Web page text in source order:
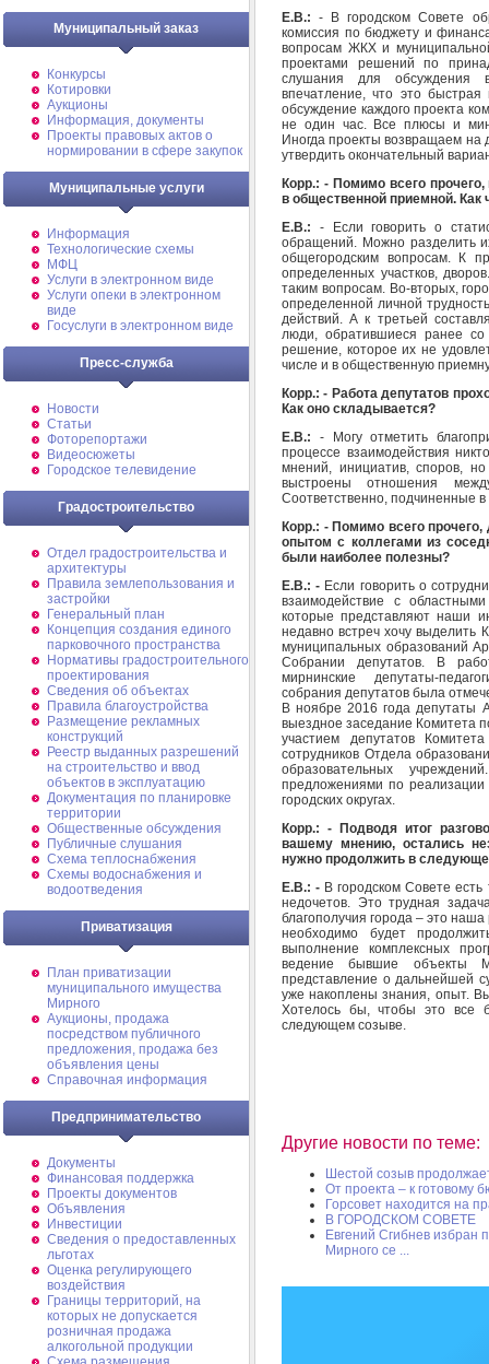
Муниципальный заказ
Конкурсы
Котировки
Аукционы
Информация, документы
Проекты правовых актов о
нормировании в сфере закупок
Муниципальные услуги
Информация
Технологические схемы
МФЦ
Услуги в электронном виде
Услуги опеки в электронном
виде
Госуслуги в электронном виде
Пресс-служба
Новости
Статьи
Фоторепортажи
Видеосюжеты
Городское телевидение
Градостроительство
Отдел градостроительства и
архитектуры
Правила землепользования и
застройки
Генеральный план
Концепция создания единого
парковочного пространства
Нормативы градостроительного
проектирования
Сведения об объектах
Правила благоустройства
Размещение рекламных
конструкций
Реестр выданных разрешений
на строительство и ввод
объектов в эксплуатацию
Документация по планировке
территории
Общественные обсуждения
Публичные слушания
Схема теплоснабжения
Схемы водоснабжения и
водоотведения
Приватизация
План приватизации
муниципального имущества
Мирного
Аукционы, продажа
посредством публичного
предложения, продажа без
объявления цены
Справочная информация
Предпринимательство
Документы
Финансовая поддержка
Проекты документов
Объявления
Инвестиции
Сведения о предоставленных
льготах
Оценка регулирующего
воздействия
Границы территорий, на
которых не допускается
розничная продажа
алкогольной продукции
Е.В.: - В городском Совете
комиссия по бюджету и
вопросам ЖКХ и
проектами решений по
слушания для обсуждения
впечатление, что это
обсуждение каждого проекта
не один час. Все плюсы и
Иногда проекты возвращаем на
утвердить окончательный
Корр.: - Помимо всего
в общественной приемной.
Е.В.: - Если говорить о
обращений. Можно разделить
общегородским вопросам. К
определенных участков,
таким вопросам. Во-вторых,
определенной личной
действий. А к третьей
люди, обратившиеся ранее
решение, которое их не
числе и в общественную
Корр.: - Работа депутатов
Как оно складывается?
Е.В.: - Могу отметить
процессе взаимодействия
мнений, инициатив, споров,
выстроены отношения
Соответственно, подчиненные в
Корр.: -Помимо всего прочего,
опытом с коллегами из
были наиболее полезны?
Е.В.: - Если говорить о
взаимодействие с
которые представляют наши
недавно встреч хочу выделить
муниципальных образований
Собрании депутатов. В
мирнинские депутаты-
собрания депутатов была
В ноябре 2016 года депутаты
выездное заседание Комитета
участием депутатов
сотрудников Отдела
образовательных
предложениями по реализации
городских округах.
Корр.: - Подводя итог
вашему мнению, остались
нужно продолжить в
Е.В.: - В городском Совете есть
недочетов. Это трудная
благополучия города – это
необходимо будет
выполнение комплексных
ведение бывшие объекты
представление о дальнейшей
уже накоплены знания, опыт.
Хотелось бы, чтобы это все
следующем созыве.
Другие новости по теме:
Шестой созыв
От проекта – к готовому
Горсовет находится на
В ГОРОДСКОМ СОВЕТЕ
Евгений Сгибнев избран
Мирного се ...